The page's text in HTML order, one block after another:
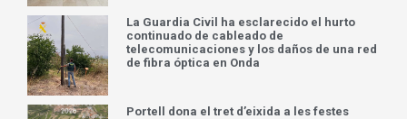
La Guardia Civil ha esclarecido el hurto
continuado de cableado de
telecomunicaciones y los daños de una red
de fibra óptica en Onda
Portell dona el tret d’eixida a les festes